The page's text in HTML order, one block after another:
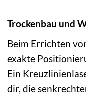
Trockenbau und
Beim Errichten
exakte
Ein
dir, die